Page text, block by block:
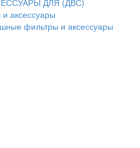
ДЛЯ (ДВС)
аксессуары
фильтры и аксессуары